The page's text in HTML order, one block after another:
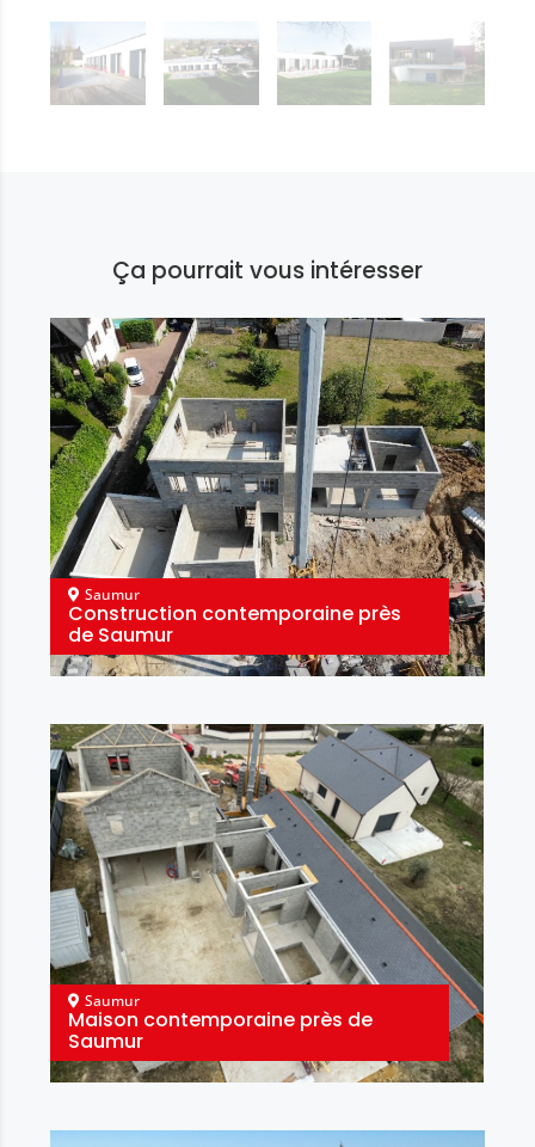
Ça pourrait vous intéresser
Saumur
Construction contemporaine près
de Saumur
Saumur
Maison contemporaine près de
Saumur